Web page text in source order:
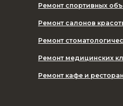
Ремонт спортивных
Ремонт салонов
Ремонт
Ремонт медицинских
Ремонт кафе и